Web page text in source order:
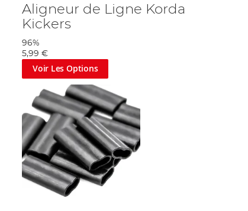
Aligneur de Ligne Korda
Kickers
96%
5,99 €
Voir Les Options